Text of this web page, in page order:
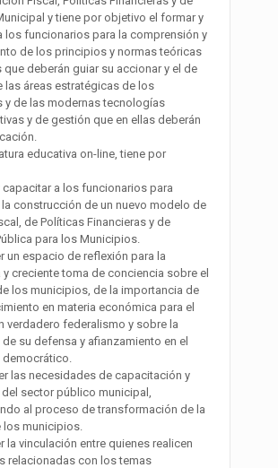
y tiene por objetivo el formar y
los funcionarios para la comprensión y
de los principios y normas teóricas
que deberán guiar su accionar y el de
las áreas estratégicas de los
y de las modernas tecnologías
y de gestión que en ellas deberán
educativa on-line, tiene por
capacitar a los funcionarios para
construcción de un nuevo modelo de
de Políticas Financieras y de
para los Municipios.
un espacio de reflexión para la
creciente toma de conciencia sobre el
los municipios, de la importancia de
en materia económica para el
verdadero federalismo y sobre la
su defensa y afianzamiento en el
democrático.
las necesidades de capacitación y
sector público municipal,
al proceso de transformación de la
los municipios.
la vinculación entre quienes realicen
relacionadas con los temas